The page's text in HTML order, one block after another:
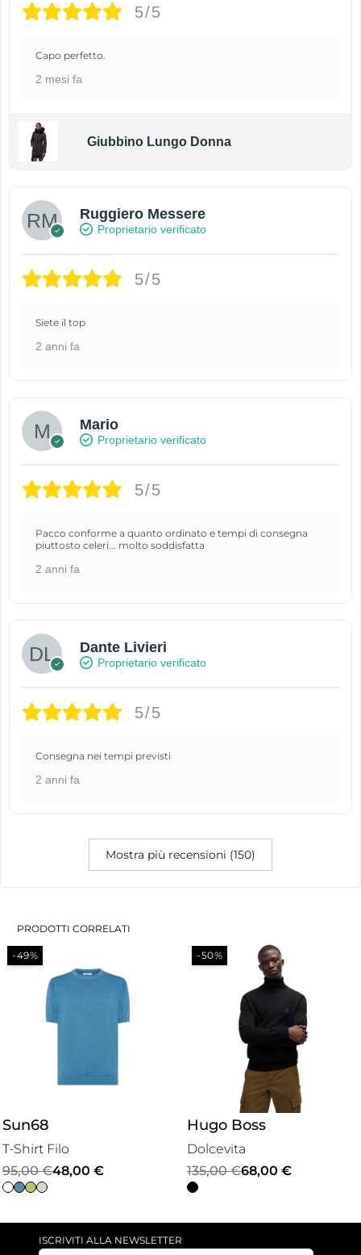
5/5
Capo perfetto.
2 mesi fa
Giubbino Lungo Donna
Ruggiero Messere
Proprietario verificato
5/5
Siete il top
2 anni fa
Mario
Proprietario verificato
5/5
Pacco conforme a quanto ordinato e tempi di consegna
piuttosto celeri... molto soddisfatta
2 anni fa
Dante Livieri
Proprietario verificato
5/5
Consegna nei tempi previsti
2 anni fa
Mostra più recensioni (150)
PRODOTTI CORRELATI
-49%
Sun68
T-Shirt Filo
95,00€
Il
prezzo
48,00 €
Il
prezzo
-50%
Hugo Boss
Dolcevita
135,00€
Il
prezzo
68,00 €
Il
prezzo
ISCRIVITI ALLA NEWSLETTER